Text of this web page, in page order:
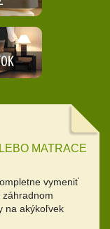
MATRACE
vymeniť
záhradnom
na akýkoľvek